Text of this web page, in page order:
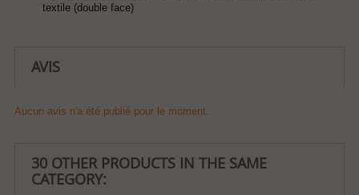
textile (double face)
AVIS
Aucun avis n'a été publié pour le moment.
30 OTHER PRODUCTS IN THE SAME
CATEGORY: